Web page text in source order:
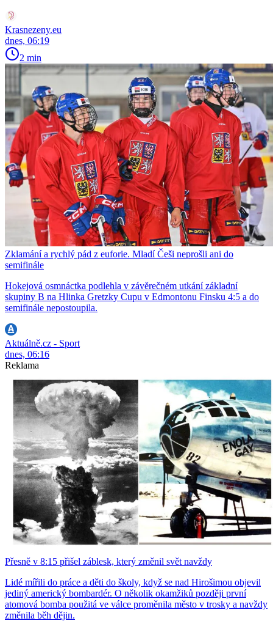
Krasnezeny.eu
dnes, 06:19
2 min
Zklamání a rychlý pád z euforie. Mladí Češi neprošli ani do
semifinále
Hokejová osmnáctka podlehla v závěrečném utkání základní
skupiny B na Hlinka Gretzky Cupu v Edmontonu Finsku 4:5 a do
semifinále nepostoupila.
Aktuálně.cz - Sport
dnes, 06:16
Reklama
Přesně v 8:15 přišel záblesk, který změnil svět navždy
Lidé mířili do práce a děti do školy, když se nad Hirošimou objevil
jediný americký bombardér. O několik okamžiků později první
atomová bomba použitá ve válce proměnila město v trosky a navždy
změnila běh dějin.